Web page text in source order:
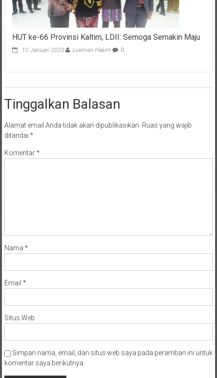
HUT ke-66 Provinsi Kaltim, LDII: Semoga Semakin Maju
10 Januari 2023 Lukman Hakim 0
ditandai*
Nama*
Email*
Situs Web
Simpan nama, email, dan situs web saya pada peramban ini untuk
komentar saya berikutnya.